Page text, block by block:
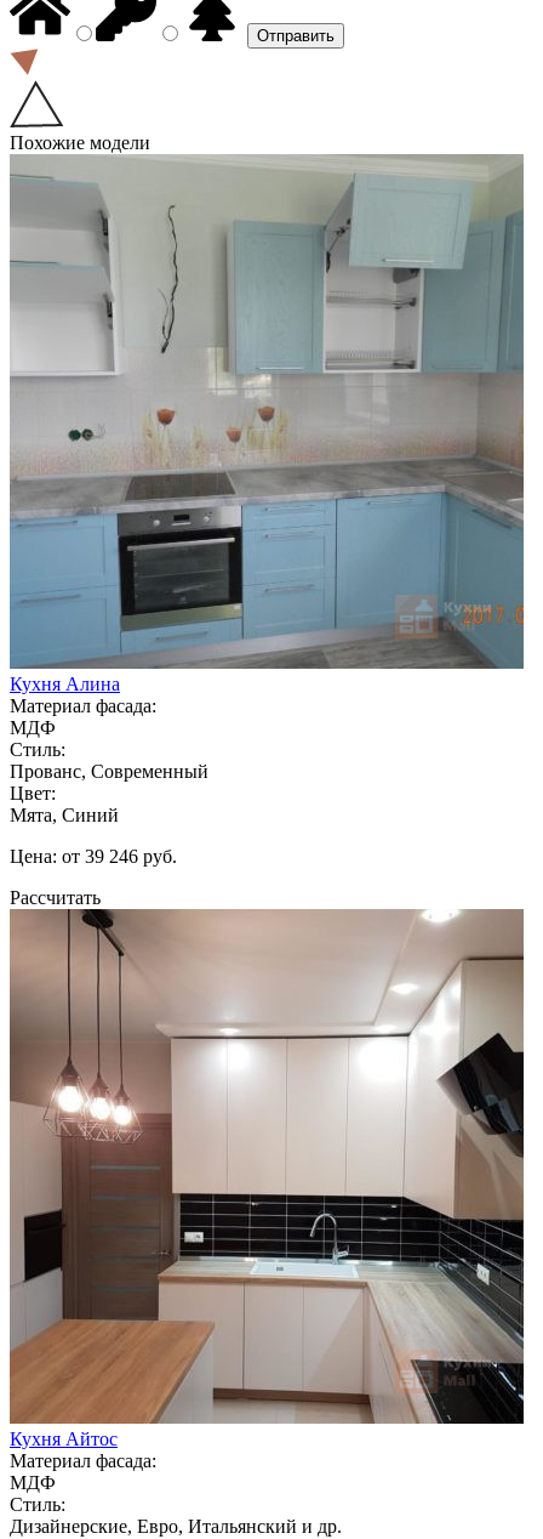
Похожие модели
Кухня Алина
Материал фасада:
МДФ
Стиль:
Прованс, Современный
Цвет:
Мята, Синий
Цена: от 39 246 руб.
Рассчитать
Кухня Айтос
Материал фасада:
МДФ
Стиль:
Дизайнерские, Евро, Итальянский и др.